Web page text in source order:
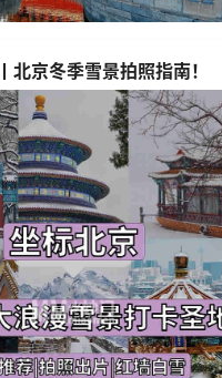
北京冬季雪景拍照指南！